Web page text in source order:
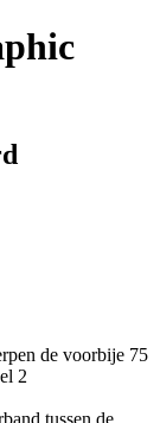
de voorbije 75
2
tussen de